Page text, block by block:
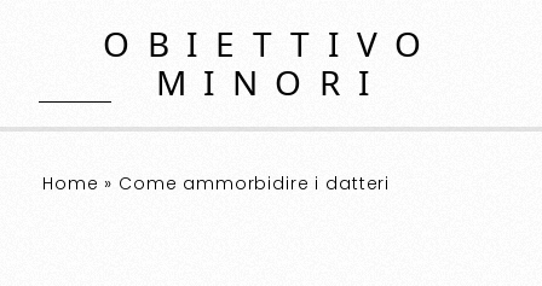
OBIETTIVO
MINORI
Home » Come ammorbidire i datteri